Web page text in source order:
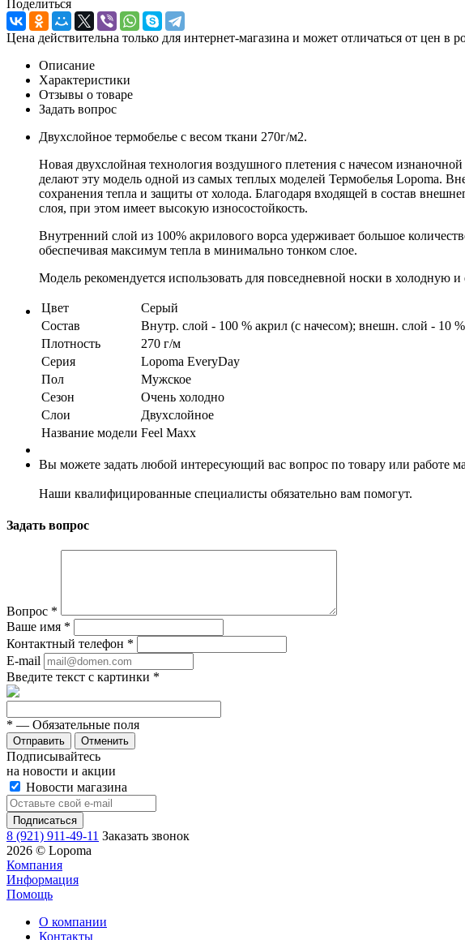
Поделиться
Цена действительна только для интернет-магазина и может отличаться от цен в
Описание
Характеристики
Отзывы о товаре
Задать вопрос
Двухслойное термобелье с весом ткани 270г/м2.
Новая двухслойная технология воздушного плетения с начесом
делают эту модель одной из самых теплых моделей Термобелья Lopoma.
сохранения тепла и защиты от холода. Благодаря входящей в состав
слоя, при этом имеет высокую износостойкость.
Внутренний слой из 100% акрилового ворса удерживает большое
обеспечивая максимум тепла в минимально тонком слое.
Модель рекомендуется использовать для повседневной носки в холодную
Цвет
Серый
Состав
Внутр. слой - 100 % акрил (с начесом); внешн. слой - 10
Плотность
270 г/м
Серия
Lopoma EveryDay
Пол
Мужское
Сезон
Очень холодно
Слои
Двухслойное
Название модели Feel Maxx
Вы можете задать любой интересующий вас вопрос по товару или работе
Наши квалифицированные специалисты обязательно вам помогут.
Задать вопрос
Вопрос *
Ваше имя *
Контактный телефон *
E-mail
Введите текст с картинки *
* — Обязательные поля
Отменить
Подписывайтесь
на новости и акции
Новости магазина
8 (921) 911-49-11 Заказать звонок
2026 © Lopoma
Компания
Информация
Помощь
О компании
Контакты